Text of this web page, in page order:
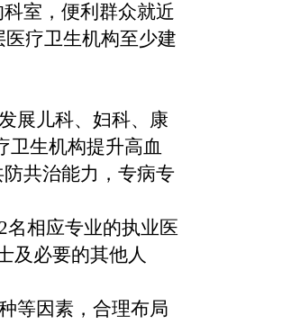
室，便利群众就近
疗卫生机构至少建
展儿科、妇科、康
卫生机构提升高血
共治能力，专病专
相应专业的执业医
及必要的其他人
等因素，合理布局